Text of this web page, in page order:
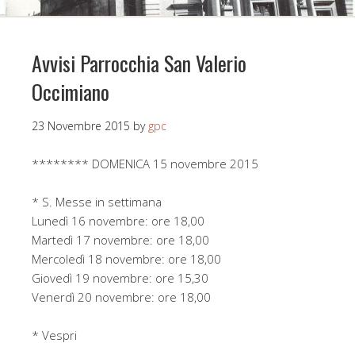
Avvisi Parrocchia San Valerio
Occimiano
23 Novembre 2015 by gpc
******** DOMENICA 15 novembre 2015
* S. Messe in settimana
Lunedì 16 novembre: ore 18,00
Martedì 17 novembre: ore 18,00
Mercoledì 18 novembre: ore 18,00
Giovedì 19 novembre: ore 15,30
Venerdì 20 novembre: ore 18,00
* Vespri